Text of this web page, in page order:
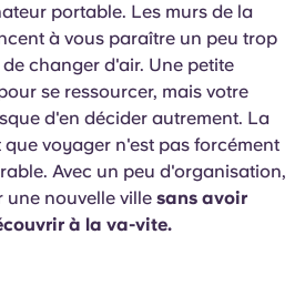
Deutsch
Italian
French
Portuguese
portable. Les murs de la
à vous paraître un peu trop
changer d'air. Une petite
se ressourcer, mais votre
d'en décider autrement. La
voyager n'est pas forcément
Avec un peu d'organisation,
une nouvelle ville sans avoir
à la va-vite.